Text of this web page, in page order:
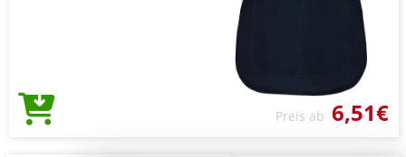
Preis ab 6,51€